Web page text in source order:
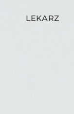
LEKARZ